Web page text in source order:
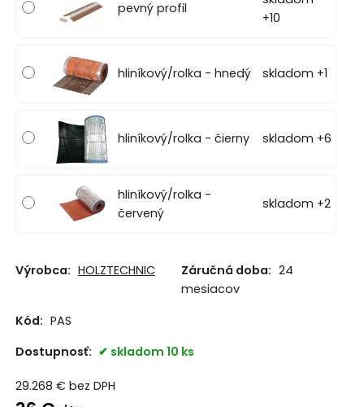
pevný profil
+10
hliníkový/rolka - hnedý skladom +1
hliníkový/rolka - čierny skladom +6
hliníkový/rolka -
červený
skladom +2
Výrobca: HOLZTECHNIC Záručná doba: 24
mesiacov
Kód: PAS
Dostupnosť:
skladom 10 ks
29.268 € bez DPH